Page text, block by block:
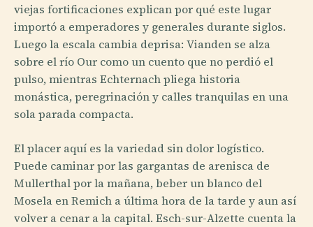
viejas fortificaciones explican por qué este lugar
importó a emperadores y generales durante siglos.
Luego la escala cambia deprisa: Vianden se alza
sobre el río Our como un cuento que no perdió el
pulso, mientras Echternach pliega historia
monástica, peregrinación y calles tranquilas en una
sola parada compacta.
El placer aquí es la variedad sin dolor logístico.
Puede caminar por las gargantas de arenisca de
Mullerthal por la mañana, beber un blanco del
Mosela en Remich a última hora de la tarde y aun así
volver a cenar a la capital. Esch-sur-Alzette cuenta la